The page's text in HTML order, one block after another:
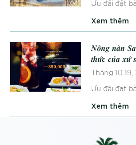
Ưu đãi đặt
Xem thêm
𝑵𝒐̂̀𝒏𝒈 𝒏𝒂̀𝒏
𝒕𝒉𝒖̛́𝒄 𝒄𝒖̉𝒂 𝒙𝒖̛́
Tháng 10
Ưu đãi đặt
Xem thêm